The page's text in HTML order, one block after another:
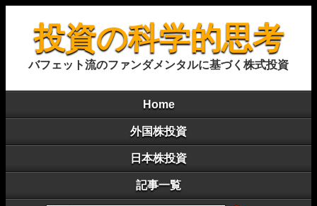
投資の科学的思考
バフェット流のファンダメンタルに基づく株式投資
Home
外国株投資
日本株投資
記事一覧